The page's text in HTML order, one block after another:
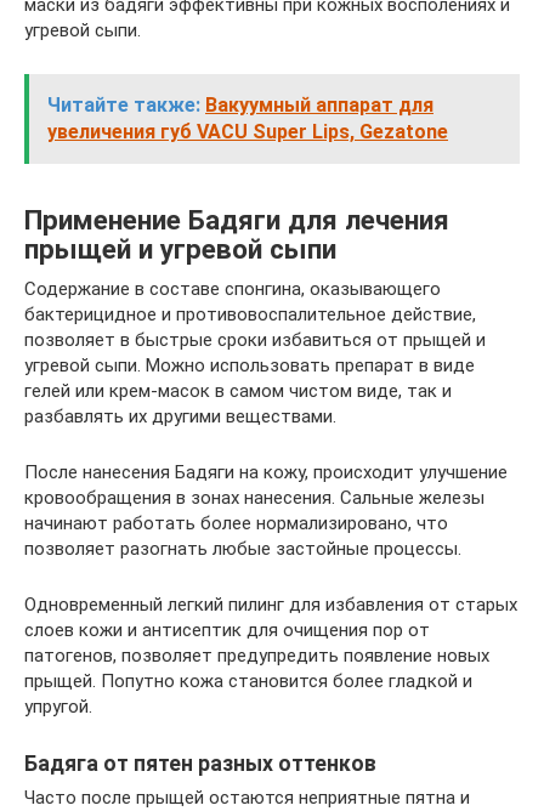
маски из бадяги эффективны при кожных восполениях и
угревой сыпи.
Читайте также: Вакуумный аппарат для
увеличения губ VACU Super Lips, Gezatone
Применение Бадяги для лечения
прыщей и угревой сыпи
Содержание в составе спонгина, оказывающего
бактерицидное и противовоспалительное действие,
позволяет в быстрые сроки избавиться от прыщей и
угревой сыпи. Можно использовать препарат в виде
гелей или крем-масок в самом чистом виде, так и
разбавлять их другими веществами.
После нанесения Бадяги на кожу, происходит улучшение
кровообращения в зонах нанесения. Сальные железы
начинают работать более нормализировано, что
позволяет разогнать любые застойные процессы.
Одновременный легкий пилинг для избавления от старых
слоев кожи и антисептик для очищения пор от
патогенов, позволяет предупредить появление новых
прыщей. Попутно кожа становится более гладкой и
упругой.
Бадяга от пятен разных оттенков
Часто после прыщей остаются неприятные пятна и